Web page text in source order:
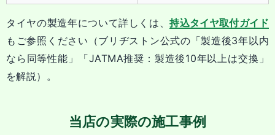
タイヤの製造年について詳しくは、持込タイヤ取付ガイド
もご参照ください（ブリヂストン公式の「製造後3年以内
なら同等性能」「JATMA推奨：製造後10年以上は交換」
を解説）。
当店の実際の施工事例